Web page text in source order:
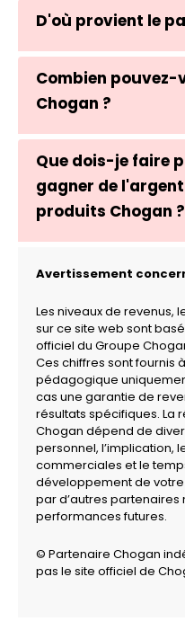
D'où provient le
Combien
Chogan ?
Que dois-je faire
gagner de
produits Chogan ?
Avertissement
Les niveaux de revenus,
sur ce site web sont
officiel du Groupe
Ces chiffres sont fournis
pédagogique
cas une garantie de
résultats spécifiques. La
Chogan dépend de
personnel, l’implication,
commerciales et le
développement de votre
par d’autres
performances futures.
© Partenaire Chogan
pas le site officiel de